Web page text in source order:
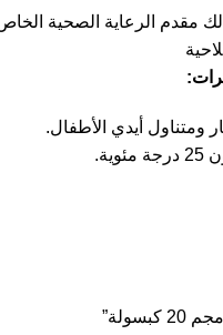
مقدم الرعاية الصحية
ومتناول أيدي الأطفال.